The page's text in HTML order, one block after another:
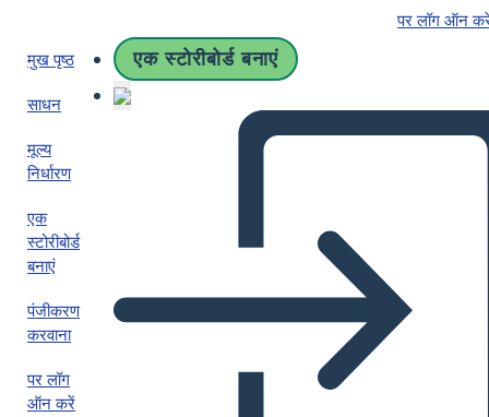
पर लॉग ऑन
मुख पृष्ठ
साधन
मूल्य
निर्धारण
एक
स्टोरीबोर्ड
बनाएं
पंजीकरण
करवाना
पर लॉग
ऑन करें
एक स्टोरीबोर्ड बनाएं